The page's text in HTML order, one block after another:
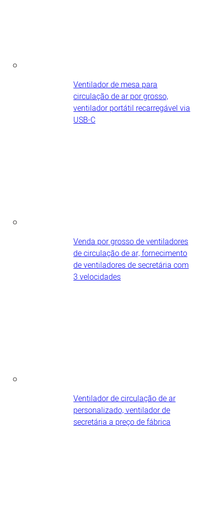
Ventilador de mesa para
circulação de ar por grosso,
ventilador portátil recarregável via
USB-C
Venda por grosso de ventiladores
de circulação de ar, fornecimento
de ventiladores de secretária com
3 velocidades
Ventilador de circulação de ar
personalizado, ventilador de
secretária a preço de fábrica